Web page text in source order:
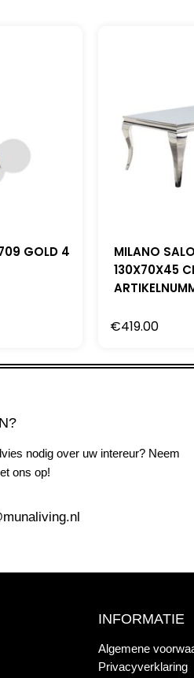
GOLD 4
MILANO
130X70X45
€419.00
nodig over uw intereur? Neem
ons op!
INFORMATIE
Algemene
Privacyverklaring